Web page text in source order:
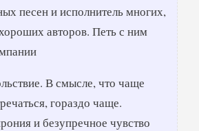
песен и исполнитель многих,
авторов. Петь с ним
В смысле, что чаще
гораздо чаще.
и безупречное чувство